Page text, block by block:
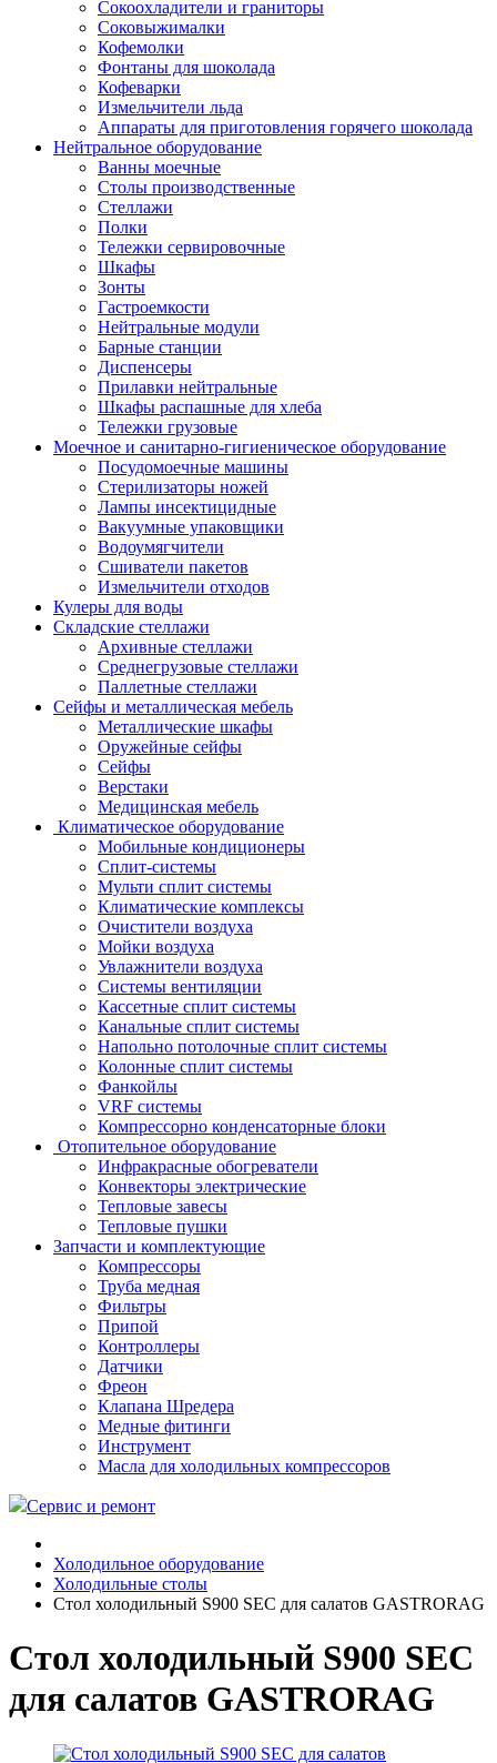
Сокоохладители и граниторы
Соковыжималки
Кофемолки
Фонтаны для шоколада
Кофеварки
Измельчители льда
Аппараты для приготовления горячего шоколада
Нейтральное оборудование
Ванны моечные
Столы производственные
Стеллажи
Полки
Тележки сервировочные
Шкафы
Зонты
Гастроемкости
Нейтральные модули
Барные станции
Диспенсеры
Прилавки нейтральные
Шкафы распашные для хлеба
Тележки грузовые
Моечное и санитарно-гигиеническое оборудование
Посудомоечные машины
Стерилизаторы ножей
Лампы инсектицидные
Вакуумные упаковщики
Водоумягчители
Сшиватели пакетов
Измельчители отходов
Кулеры для воды
Складские стеллажи
Архивные стеллажи
Среднегрузовые стеллажи
Паллетные стеллажи
Сейфы и металлическая мебель
Металлические шкафы
Оружейные сейфы
Сейфы
Верстаки
Медицинская мебель
Климатическое оборудование
Мобильные кондиционеры
Сплит-системы
Мульти сплит системы
Климатические комплексы
Очистители воздуха
Мойки воздуха
Увлажнители воздуха
Системы вентиляции
Кассетные сплит системы
Канальные сплит системы
Напольно потолочные сплит системы
Колонные сплит системы
Фанкойлы
VRF системы
Компрессорно конденсаторные блоки
Отопительное оборудование
Инфракрасные обогреватели
Конвекторы электрические
Тепловые завесы
Тепловые пушки
Запчасти и комплектующие
Компрессоры
Труба медная
Фильтры
Припой
Контроллеры
Датчики
Фреон
Клапана Шредера
Медные фитинги
Инструмент
Масла для холодильных компрессоров
Сервис и ремонт
Холодильное оборудование
Холодильные столы
Стол холодильный S900 SEC для салатов GASTRORAG
Стол холодильный S900 SEC
для салатов GASTRORAG